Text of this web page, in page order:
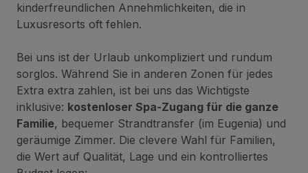
kinderfreundlichen Annehmlichkeiten, die in
Luxusresorts oft fehlen.
Bei uns ist der Urlaub unkompliziert und rundum
sorglos. Während Sie in anderen Zonen für jedes
Extra extra zahlen, ist bei uns das Wichtigste
inklusive: kostenloser Spa-Zugang für die ganze
Familie, bequemer Strandtransfer (im Eugenia) und
geräumige Zimmer. Die clevere Wahl für Familien,
die Wert auf Qualität, Lage und ein kontrolliertes